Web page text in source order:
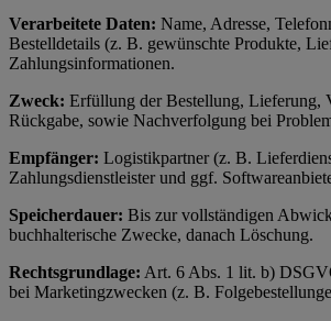
Verarbeitete Daten: Name, Adresse,
Bestelldetails (z. B. gewünschte Produkte,
Zahlungsinformationen.
Zweck: Erfüllung der Bestellung, Lieferung,
Rückgabe, sowie Nachverfolgung bei
Empfänger: Logistikpartner (z. B.
Zahlungsdienstleister und ggf.
Speicherdauer: Bis zur vollständigen
buchhalterische Zwecke, danach Löschung.
Rechtsgrundlage: Art. 6 Abs. 1 lit. b)
bei Marketingzwecken (z. B.